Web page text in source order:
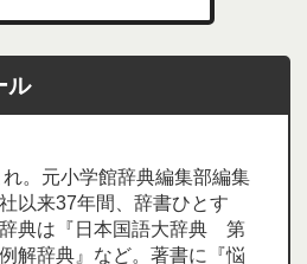
ル
。元小学館辞典編集部編集
以来37年間、辞書ひとす
典は『日本国語大辞典 第
解辞典』など。著書に『悩